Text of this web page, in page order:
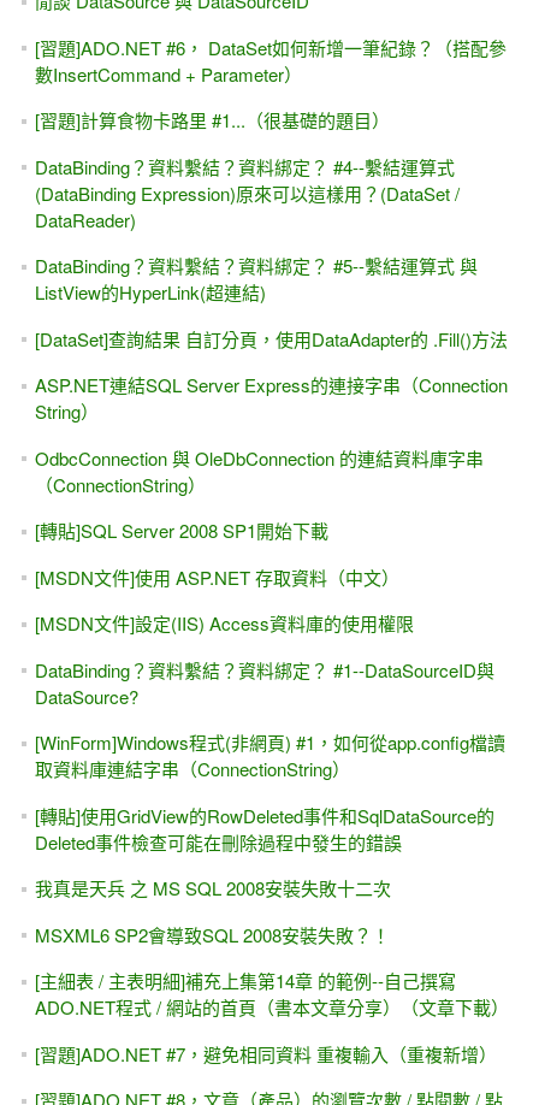
[HTML]漂亮的網頁表格、標題、範例與圖片 （範例下載）
Ch.10-3-2 .FindControl()方法的補充範例 -- ASP.NET 專題實
務(上集 )
[IT邦幫忙]鐵人賽 -- MIS2000 Lab，我的IT人生與職場--從零
開始的前十五年 與 我的微創業
[youtube影片] ASP.NET - Model Binding 從MVC到Web Form
都可使用
這就是我們的學校教出來的 [程式設計].....Orz 兼論 [教學]與
[良心]
Model Binding入門、簡介、初試身手 #1 -- 搭配ASP.NET
Web Form (不使用EF)
上集 Ch.10 -- .Controls() / .Controls[]的補充範例 #1
[習題]自訂ASP.NET日曆控制項（Calendar）的日期--個人行
事曆
[習題]String.Format()，裡面的 {0}與{1}是什麼意思？
ASP.NET MVC 的 JavaScriptResult
最淺、最入門、從零開始 -- ASP.NET MVC 4.0 實務專題範例
教學
.NET的世界裡，"入門的" VB / C#語法轉換不該是一個問題。
FLEX / ActionScript -- DataGrid與XMLList如何作搜尋？
黑暗執行緒 -- ASP.NET MVC 3 豬走路 範例 (View Engine，
選Razor)
Model Binding入門、簡介、初試身手 #3 -- Web Form、
Repository 與 .TryUpdateModel()方法
[好書推薦]下集（<big>第二版</big>黑皮書），ASP.NET 4.0
專題實務 II--範例應用與4.0新功能（松崗）VB/C#雙語法
[團購] ASP.NET專題實務(文魁出版) VB / C#版都有，數量有
限 售完為止
[轉貼]資料庫正規化、範例 -- 出版社的圖書銷售